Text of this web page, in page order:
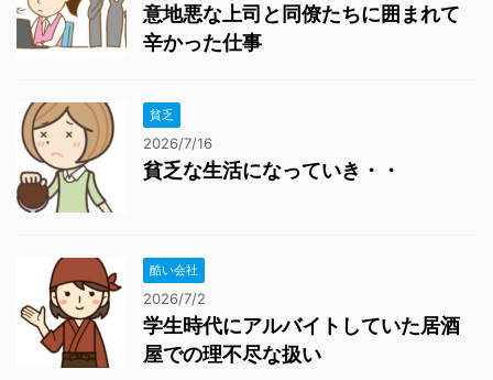
意地悪な上司と同僚たちに囲まれて
辛かった仕事
貧乏
2026/7/16
貧乏な生活になっていき・・
酷い会社
2026/7/2
学生時代にアルバイトしていた居酒
屋での理不尽な扱い